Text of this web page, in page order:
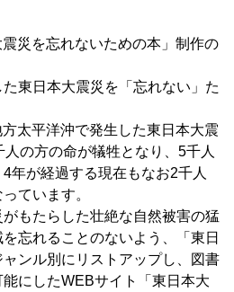
災を忘れないための本」制作の
東日本大震災を「忘れない」た
太平洋沖で発生した東日本大震
の方の命が犠牲となり、5千人
年が経過する現在もなお2千人
ています。
もたらした壮絶な自然被害の猛
忘れることのないよう、「東日
ンル別にリストアップし、図書
にしたWEBサイト「東日本大